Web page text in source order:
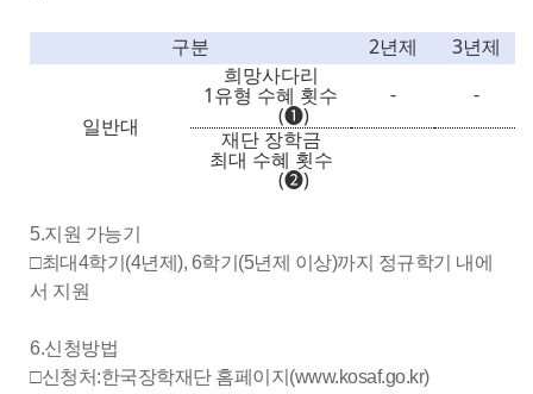
구분 2년제 3년제
일반대
희망사다리
1유형 수혜 횟수
(❶)
-
-
재단 장학금
최대 수혜 횟수
(❷)
5.지원 가능기
□최대4학기(4년제), 6학기(5년제 이상)까지 정규학기 내에
서 지원
6.신청방법
□신청처:한국장학재단 홈페이지(www.kosaf.go.kr)